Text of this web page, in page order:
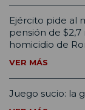
Ejército pide al
pensión de
homicidio de
VER MÁS
Juego sucio: la